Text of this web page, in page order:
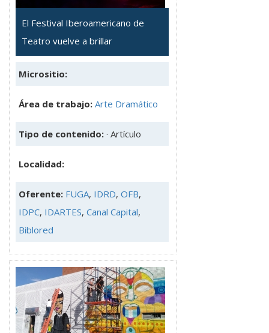
El Festival Iberoamericano de
Teatro vuelve a brillar
Micrositio:
Área de trabajo: Arte Dramático
Tipo de contenido: · Artículo
Localidad:
Oferente: FUGA, IDRD, OFB,
IDPC, IDARTES, Canal Capital,
Biblored